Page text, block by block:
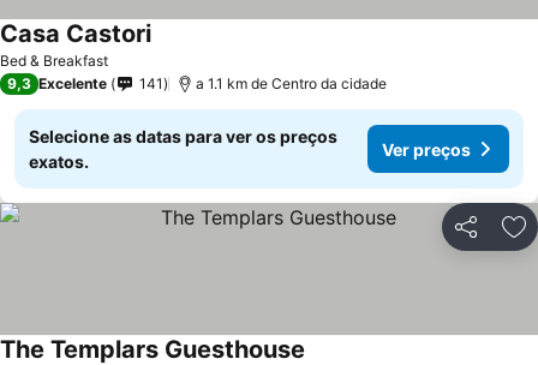
Bed & Breakfast
Casa Castori
9,3 Excelente 141 a 1.1 km de Centro da cidade
Selecione as datas para ver os preços
exatos.
Ver preços
Partilhar
The Templars Guesthouse